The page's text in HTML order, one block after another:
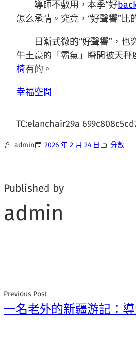
導師不敷用，本季“好
怎么承情。究竟，“好聲響”比
日漸式微的“好聲響”，
牛土豪的「霸氣」瞬間被天秤
椅有的。
幸福空間
TC:elanchair29a
admin 2026 年 2 月 24 日 分數
Published by
admin
Previous Post
一名老外的新疆游記：